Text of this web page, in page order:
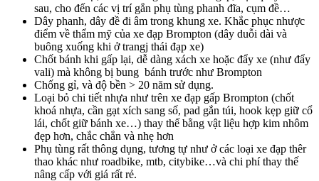
sau, cho đến các vị trí gắn phụ tùng phanh đĩa, cụm đề…
Dây phanh, dây đề đi âm trong khung xe. Khắc phục nhược
điểm về thẩm mỹ của xe đạp Brompton (dây duỗi dài và
buông xuống khi ở trangj thái đạp xe)
Chốt bánh khi gấp lại, dễ dàng xách xe hoặc đẩy xe (như đẩy
vali) mà không bị bung bánh trước như Brompton
Chống gỉ, và độ bền > 20 năm sử dụng.
Loại bỏ chi tiết nhựa như trên xe đạp gấp Brompton (chốt
khoá nhựa, cần gạt xích sang số, pad gắn túi, hook kẹp giữ cổ
lái, chốt giữ bánh xe…) thay thế bằng vật liệu hợp kim nhôm
đẹp hơn, chắc chắn và nhẹ hơn
Phụ tùng rất thông dụng, tương tự như ở các loại xe đạp thêr
thao khác như roadbike, mtb, citybike…và chi phí thay thế
nâng cấp với giá rất rẻ.